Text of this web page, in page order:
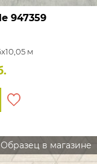
947359
м
Образец в магазине